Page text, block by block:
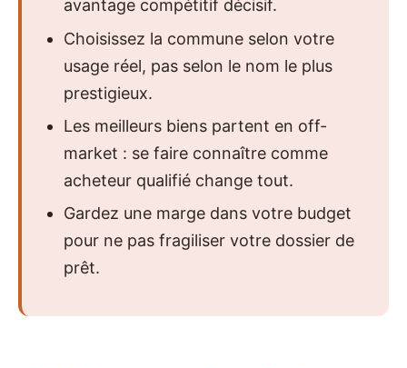
avantage compétitif décisif.
Choisissez la commune selon votre
usage réel, pas selon le nom le plus
prestigieux.
Les meilleurs biens partent en off-
market : se faire connaître comme
acheteur qualifié change tout.
Gardez une marge dans votre budget
pour ne pas fragiliser votre dossier de
prêt.